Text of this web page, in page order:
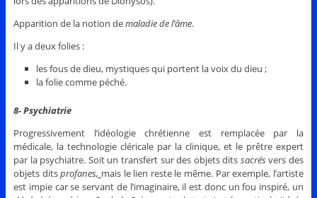
Apparition de la notion demaladie de l’âme.
Il y a deux folies :
les fous de dieu, mystiques qui portent la voix du dieu ;
la folie comme péché.
8- Psychiatrie
Progressivement l’idéologie chrétienne est remplacée par la
médicale, la technologie cléricale par la clinique, et le prêtre expert
par la psychiatre. Soit un transfert sur des objets dits sacrésvers des
objets ditsprofanes, mais le lien reste le même. Par exemple, l’artiste
est impie car se servant de l’imaginaire, il est donc un fou inspiré, un